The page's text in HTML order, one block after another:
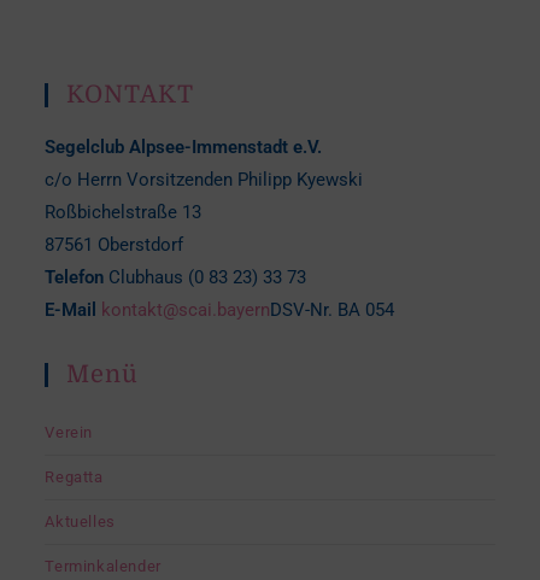
KONTAKT
Segelclub Alpsee-Immenstadt e.V.
c/o Herrn Vorsitzenden Philipp Kyewski
Roßbichelstraße 13
87561 Oberstdorf
Telefon Clubhaus (0 83 23) 33 73
E-Mail
kontakt@scai.bayernDSV-Nr. BA 054
Menü
Verein
Regatta
Aktuelles
Terminkalender